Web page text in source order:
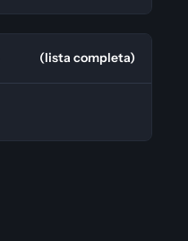
(lista completa)